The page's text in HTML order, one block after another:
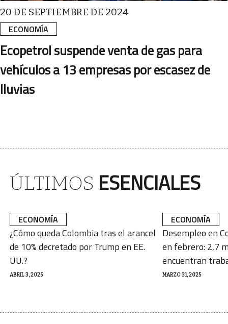
ECONOMÍA
20 DE SEPTIEMBRE DE 2024
Ecopetrol suspende venta de gas para
vehículos a 13 empresas por escasez de
lluvias
ÚLTIMOS ESENCIALES
ECONOMÍA
ABRIL 3, 2025
¿Cómo queda Colombia tras el arancel
de 10% decretado por Trump en EE.
UU.?
ECONOMÍA
MARZO 31, 2025
Desempleo en
en febrero: 2,7
encuentran